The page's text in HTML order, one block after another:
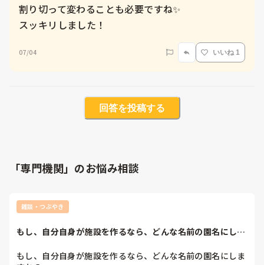
割り切って変わることも必要ですね✨
スッキリしました！
07/04 いいね 1
回答を投稿する
「専門機関」のお悩み相談
雑談・つぶやき
もし、自分自身が施設を作るなら、どんな名前の園名にしま
もし、自分自身が施設を作るなら、どんな名前の園名にしま